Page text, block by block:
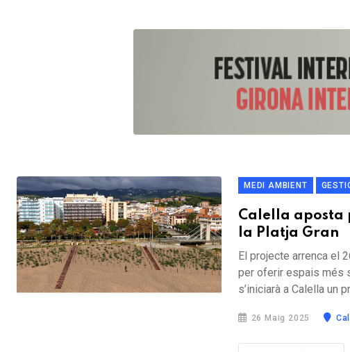
MEDI AMBIENT
Calella aposta
la Platja Gran
El projecte arrenca el
per oferir espais més
s’iniciarà a Calella un
26 Maig 2025